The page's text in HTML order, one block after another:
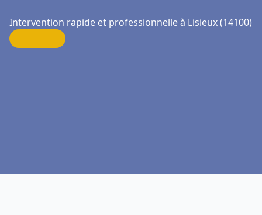
Intervention rapide et professionnelle à Lisieux (14100)